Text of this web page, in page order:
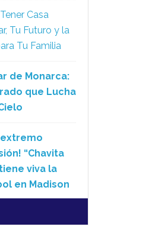
Casa
Tu Futuro y la
Tu Familia
de Monarca:
que Lucha
extremo
“Chavita
viva la
en Madison